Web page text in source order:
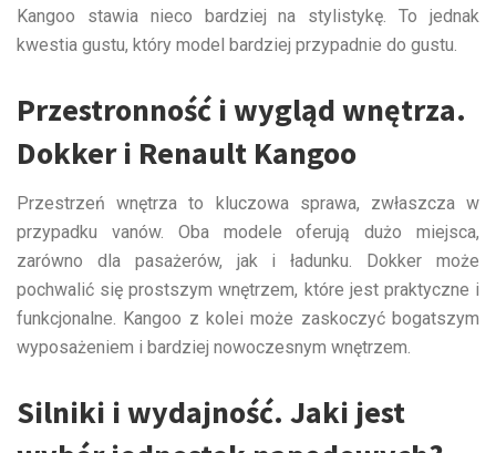
Kangoo stawia nieco bardziej na stylistykę. To jednak
kwestia gustu, który model bardziej przypadnie do gustu.
Przestronność i wygląd wnętrza.
Dokker i Renault Kangoo
Przestrzeń wnętrza to kluczowa sprawa, zwłaszcza w
przypadku vanów. Oba modele oferują dużo miejsca,
zarówno dla pasażerów, jak i ładunku. Dokker może
pochwalić się prostszym wnętrzem, które jest praktyczne i
funkcjonalne. Kangoo z kolei może zaskoczyć bogatszym
wyposażeniem i bardziej nowoczesnym wnętrzem.
Silniki i wydajność. Jaki jest